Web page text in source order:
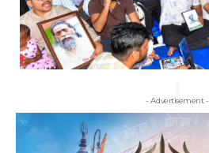
- Advertisement -